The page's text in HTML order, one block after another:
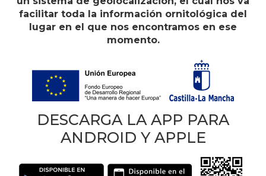
facilitar toda la información ornitológica del
lugar en el que nos encontramos en ese
momento.
DESCARGA LA APP PARA
ANDROID Y APPLE